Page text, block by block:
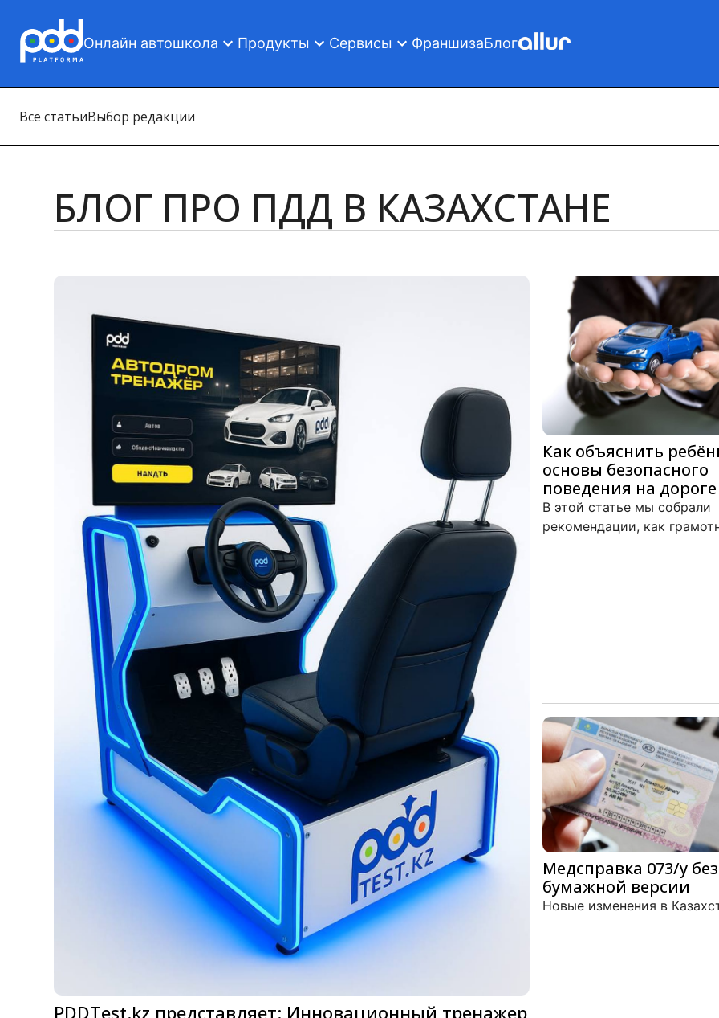
Онлайн автошкола Продукты Сервисы ФраншизаБлог
Все статьиВыбор редакции
БЛОГ ПРО ПДД В КАЗАХСТАНЕ
PDDTest.kz представляет: Инновационный тренажер
Как объяснить
основы безопасного
поведения на дороге
В этой статье мы собрали
рекомендации, как
Медсправка 073/у без
бумажной версии
Новые изменения в